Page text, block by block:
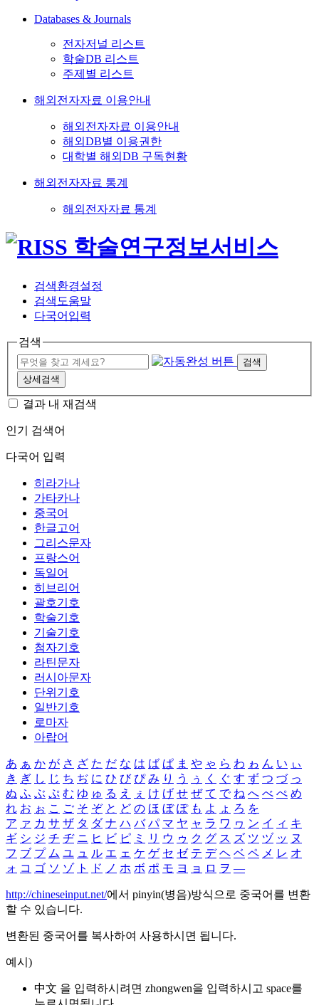
Databases & Journals
전자저널 리스트
학술DB 리스트
주제별 리스트
해외전자자료 이용안내
해외전자자료 이용안내
해외DB별 이용권한
대학별 해외DB 구독현황
해외전자자료 통계
해외전자자료 통계
검색환경설정
검색도움말
다국어입력
검색
검색
상세검색
결과 내 재검색
인기 검색어
다국어 입력
히라가나
가타카나
중국어
한글고어
그리스문자
프랑스어
독일어
히브리어
괄호기호
학술기호
기술기호
첨자기호
라틴문자
러시아문자
단위기호
일반기호
로마자
아랍어
あ ぁ か が さ ざ た だ な は ば ぱ ま や ゃ ら わ ゎ ん い ぃ
き ぎ し じ ち ぢ に ひ び ぴ み り う ぅ く ぐ す ず つ づ っ
ぬ ふ ぶ ぷ む ゆ ゅ る え ぇ け げ せ ぜ て で ね へ べ ぺ め
れ お ぉ こ ご そ ぞ と ど の ほ ぼ ぽ も よ ょ ろ を
ア ァ カ サ ザ タ ダ ナ ハ バ パ マ ヤ ャ ラ ワ ヮ ン イ ィ キ
ギ シ ジ チ ヂ ニ ヒ ビ ピ ミ リ ウ ゥ ク グ ス ズ ツ ヅ ッ ヌ
フ ブ プ ム ユ ュ ル エ ェ ケ ゲ セ ゼ テ デ ヘ ベ ペ メ レ オ
ォ コ ゴ ソ ゾ ト ド ノ ホ ボ ポ モ ヨ ョ ロ ヲ ―
http://chineseinput.net/에서 pinyin(병음)방식으로 중국어를 변환
할 수 있습니다.
변환된 중국어를 복사하여 사용하시면 됩니다.
예시)
中文 을 입력하시려면 zhongwen을 입력하시고 space를